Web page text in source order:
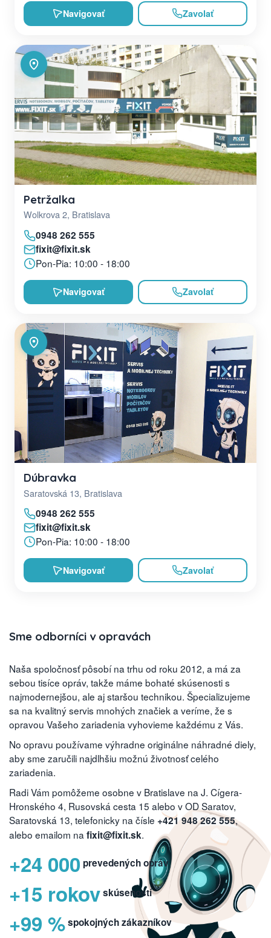
Navigovať Zavolať
Petržalka
Wolkrova 2, Bratislava
0948 262 555
fixit@fixit.sk
Pon-Pia: 10:00 - 18:00
Navigovať Zavolať
Dúbravka
Saratovská 13, Bratislava
0948 262 555
fixit@fixit.sk
Pon-Pia: 10:00 - 18:00
Navigovať Zavolať
Sme odborníci v opravách
Naša spoločnosť pôsobí na trhu od roku 2012, a má za
sebou tisíce opráv, takže máme bohaté skúsenosti s
najmodernejšou, ale aj staršou technikou. Špecializujeme
sa na kvalitný servis mnohých značiek a veríme, že s
opravou Vašeho zariadenia vyhovieme každému z Vás.
No opravu používame výhradne originálne náhradné diely,
aby sme zaručili najdlhšiu možnú životnosť celého
zariadenia.
Radi Vám pomôžeme osobne v Bratislave na J. Cígera-
Hronského 4, Rusovská cesta 15 alebo v OD Saratov,
Saratovská 13, telefonicky na čísle +421 948 262 555,
alebo emailom na fixit@fixit.sk.
+24 000 prevedených opráv
+15 rokovskúseností
+99 %spokojných zákazníkov